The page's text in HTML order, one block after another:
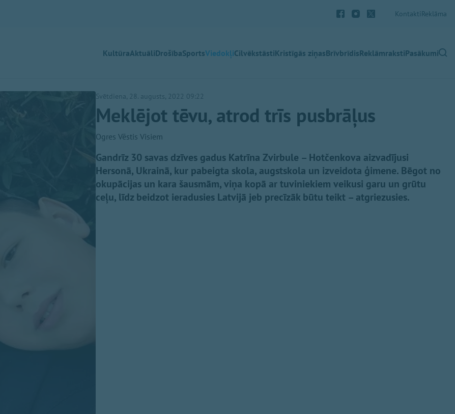
KontaktiReklāma
KultūraAktuāliDrošībaSportsViedokļiCilvēkstāstiKristīgās ziņasBrīvbrīdisReklāmrakstiPasākumi
Svētdiena, 28. augusts, 2022 09:22
Meklējot tēvu, atrod trīs pusbrāļus
Ogres Vēstis Visiem
Gandrīz 30 savas dzīves gadus Katrīna Zvirbule – Hotčenkova aizvadījusi
Hersonā, Ukrainā, kur pabeigta skola, augstskola un izveidota ģimene. Bēgot no
okupācijas un kara šausmām, viņa kopā ar tuviniekiem veikusi garu un grūtu
ceļu, līdz beidzot ieradusies Latvijā jeb precīzāk būtu teikt – atgriezusies.